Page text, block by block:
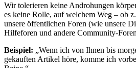
Wir tolerieren keine Androhungen
es keine Rolle, auf welchem Weg – ob
unsere öffentlichen Foren (wie unsere
Hilfeforen und andere Community-
Beispiel: „Wenn ich von Ihnen bis
gekauften Artikel höre, komme ich